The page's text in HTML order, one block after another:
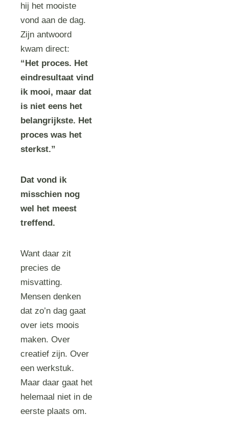
hij het mooiste
vond aan de dag.
Zijn antwoord
kwam direct:
“Het proces. Het
eindresultaat vind
ik mooi, maar dat
is niet eens het
belangrijkste. Het
proces was het
sterkst.”
Dat vond ik
misschien nog
wel het meest
treffend.
Want daar zit
precies de
misvatting.
Mensen denken
dat zo’n dag gaat
over iets moois
maken. Over
creatief zijn. Over
een werkstuk.
Maar daar gaat het
helemaal niet in de
eerste plaats om.